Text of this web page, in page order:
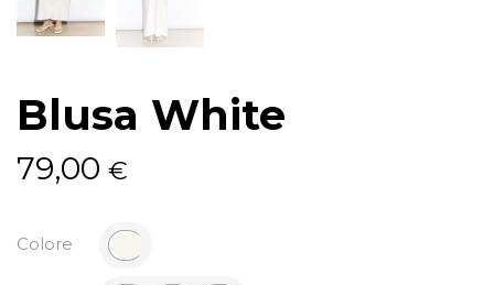
Blusa White
79,00 €
Colore